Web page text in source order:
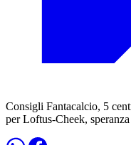
Consigli Fantacalcio, 5
per Loftus-Cheek,